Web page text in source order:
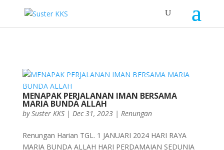
MENAPAK PERJALANAN IMAN BERSAMA
MARIA BUNDA ALLAH
bySuster KKS| Dec 31, 2023| Renungan
Renungan Harian TGL. 1 JANUARI 2024 HARI RAYA
MARIA BUNDA ALLAH HARI PERDAMAIAN SEDUNIA